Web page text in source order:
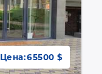
Цена:65500 $